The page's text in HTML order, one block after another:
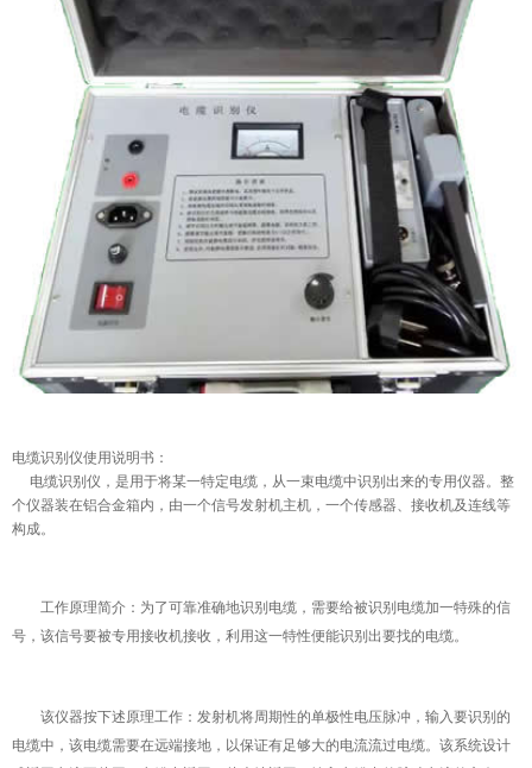
电缆识别仪使用说明书 ：
电缆识别仪，是用于将某一特定电缆，从一束电缆中识别出来的专用仪器。整
个仪器装在铝合金箱内，由一个信号发射机主机，一个传感器、接收机及连线等
构成。
工作原理简介： 为了可靠准确地识别电缆，需要给被识别电缆加一特殊的信
号，该信号要被专用接收机接收，利用这一特性便能识别出要找的电缆。
该仪器按下述原理工作 ：发射机将周期性的单极性电压脉冲，输入要识别的
电缆中，该电缆需要在远端接地，以保证有足够大的电流流过电缆。该系统设计